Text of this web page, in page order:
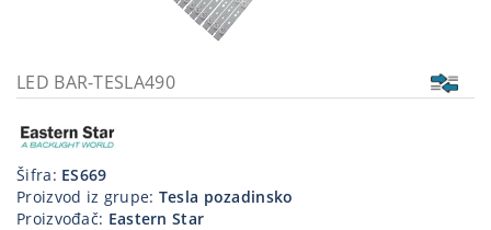
priključci
tehnika
Poslovna
oprema,računari
LED BAR-TESLA490
Šifra: ES669
Proizvod iz grupe: Tesla pozadinsko
Proizvođač: Eastern Star